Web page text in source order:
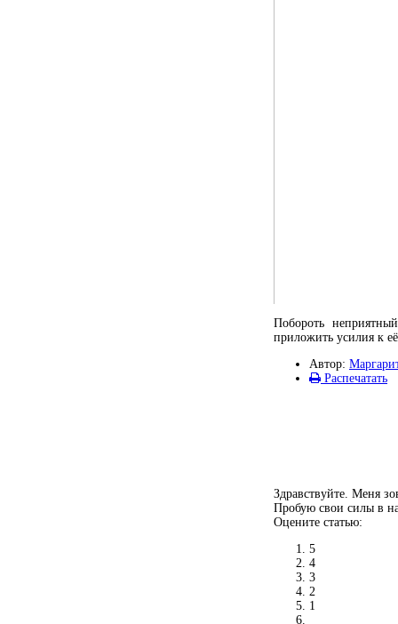
Побороть
приложить усилия к
Автор:
Распечатать
Здравствуйте. Меня
Пробую свои силы в
Оцените статью:
5
4
3
2
1